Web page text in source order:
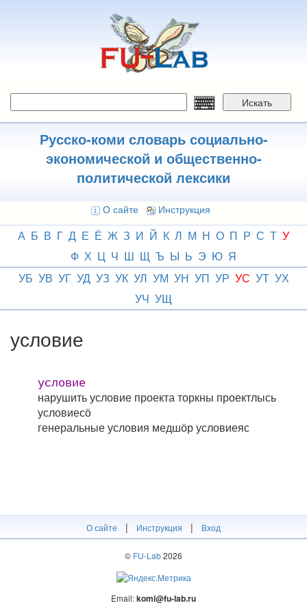
Искать
Русско-коми словарь социально-
экономической и общественно-
политической лексики
О сайте Инструкция
А Б В Г Д Е Ё Ж З И Й К Л М Н О П Р С Т У
Ф Х Ц Ч Ш Щ Ъ Ы Ь Э Ю Я
УБ УВ УГ УД УЗ УК УЛ УМ УН УП УР УС УТ УХ
УЧ УЩ
условие
условие
нарушить условие проектаторкны проектлысь
условиесӧ
генеральные условия медшӧр условиеяс
О сайте | Инструкция | Вход
© FU-Lab2026
Email:komi@fu-lab.ru